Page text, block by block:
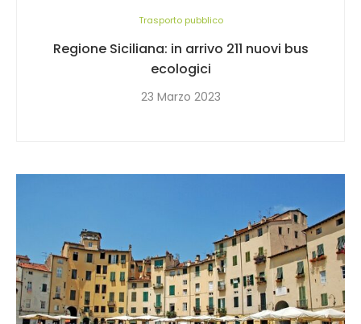
Trasporto pubblico
Regione Siciliana: in arrivo 211 nuovi bus
ecologici
23 Marzo 2023